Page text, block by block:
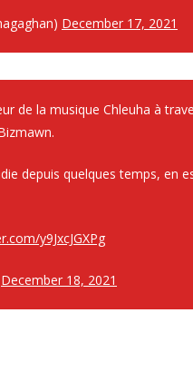
December 17, 2021
de la musique Chleuha à
depuis quelques temps, en
y9JxcJGXPg
December 18, 2021